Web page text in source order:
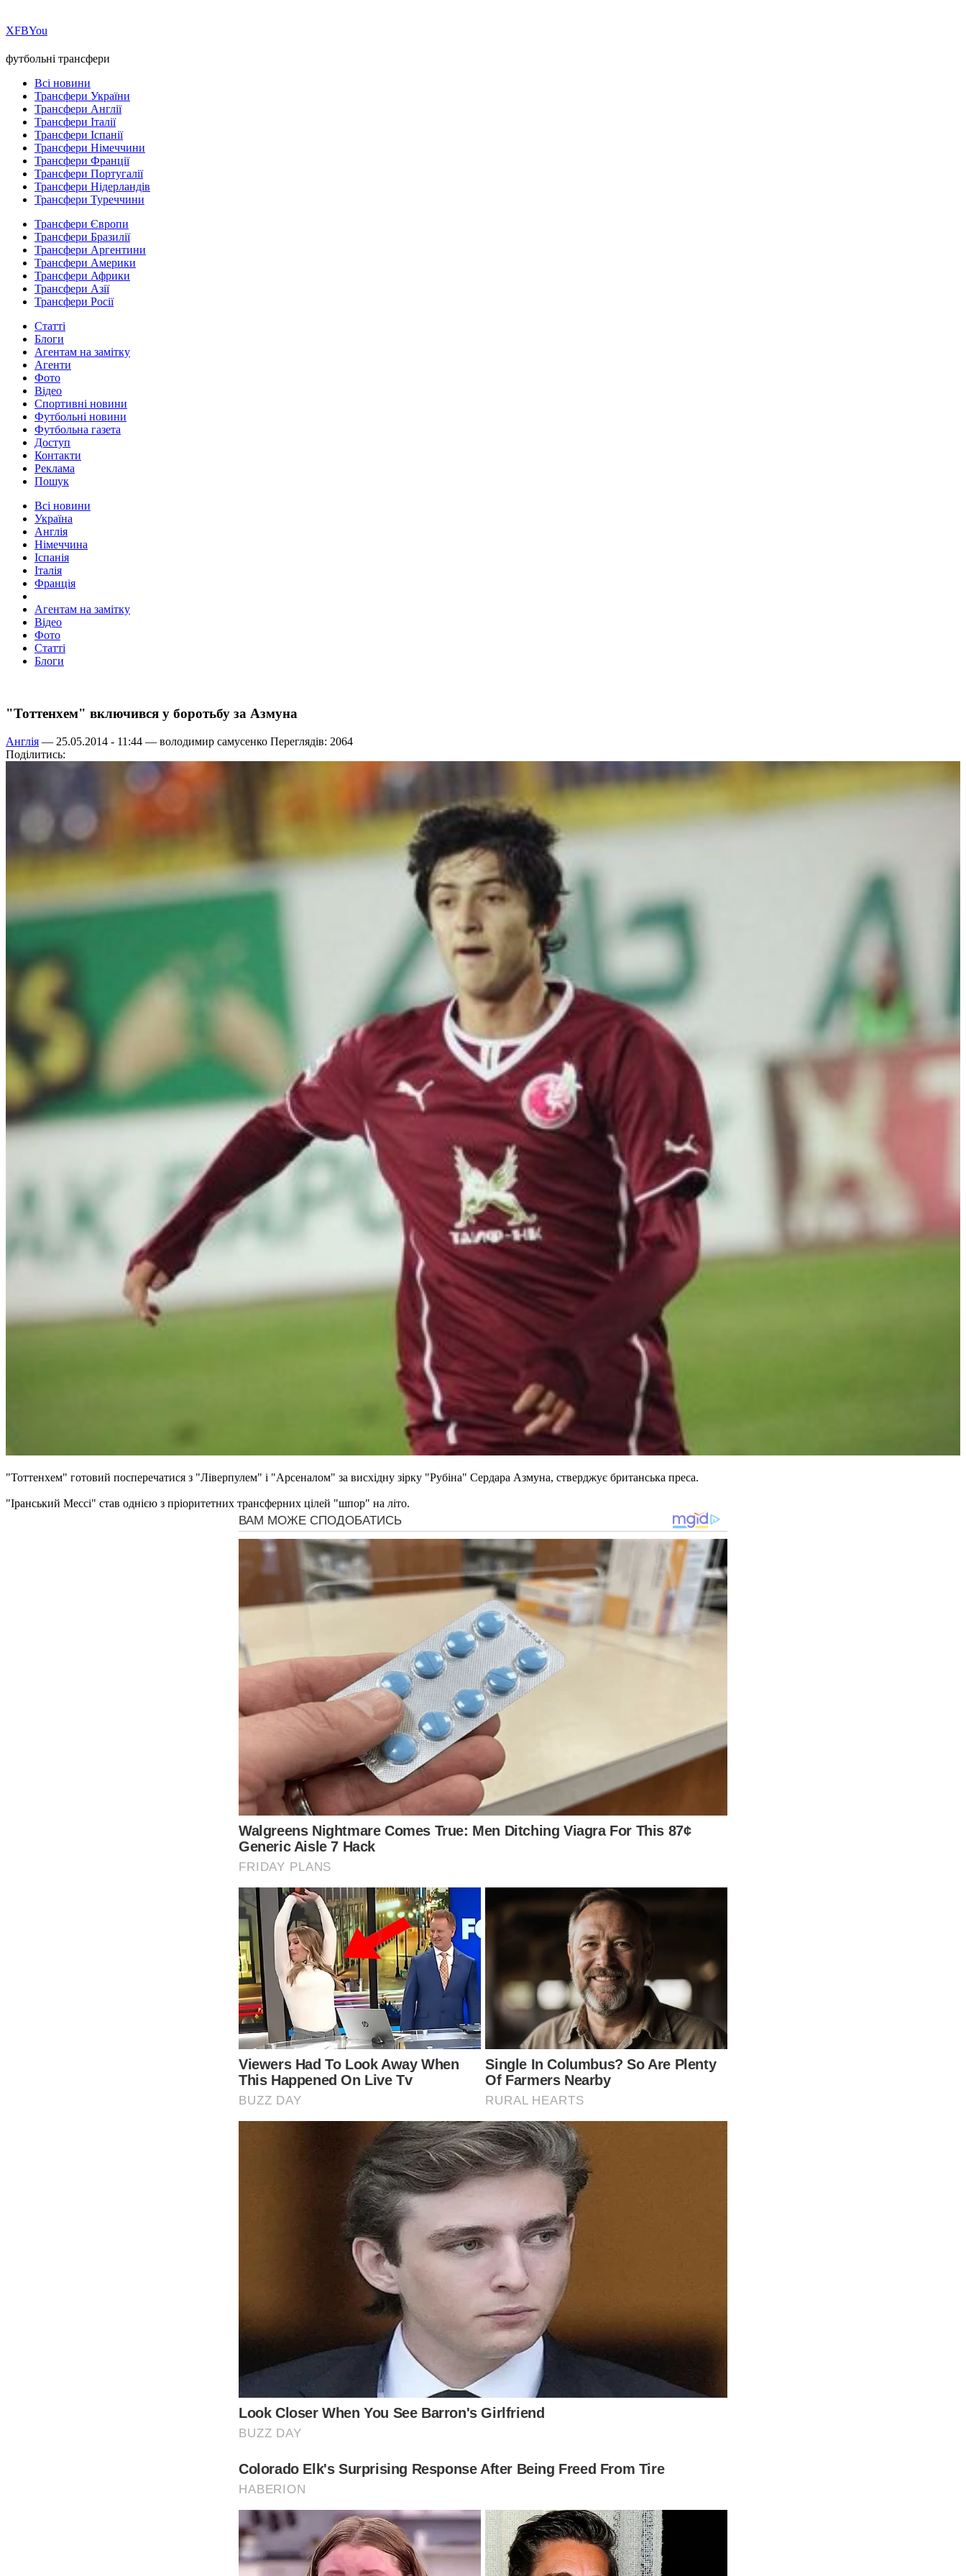
ХFBYou
футбольні трансфери
Всі новини
Трансфери України
Трансфери Англії
Трансфери Італії
Трансфери Іспанії
Трансфери Німеччини
Трансфери Франції
Трансфери Португалії
Трансфери Нідерландів
Трансфери Туреччини
Трансфери Європи
Трансфери Бразилії
Трансфери Аргентини
Трансфери Америки
Трансфери Африки
Трансфери Азії
Трансфери Росії
Статті
Блоги
Агентам на замітку
Агенти
Фото
Відео
Спортивні новини
Футбольні новини
Футбольна газета
Доступ
Контакти
Реклама
Пошук
Всі новини
Україна
Англія
Німеччина
Іспанія
Італія
Франція
Агентам на замітку
Відео
Фото
Статті
Блоги
"Тоттенхем" включився у боротьбу за Азмуна
Англія — 25.05.2014 - 11:44 — володимир самусенко Переглядів: 2064
Поділитись:
"Тоттенхем" готовий посперечатися з "Ліверпулем" і "Арсеналом" за висхідну зірку "Рубіна" Сердара Азмуна, стверджує британська преса.
"Іранський Мессі" став однією з пріоритетних трансферних цілей "шпор" на літо.